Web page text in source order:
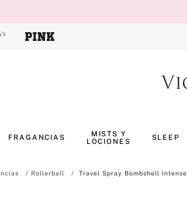
FRAGANCIAS
MISTS Y
LOCIONES
SLEEP
Rollerball Travel Spray Bombshell Intense